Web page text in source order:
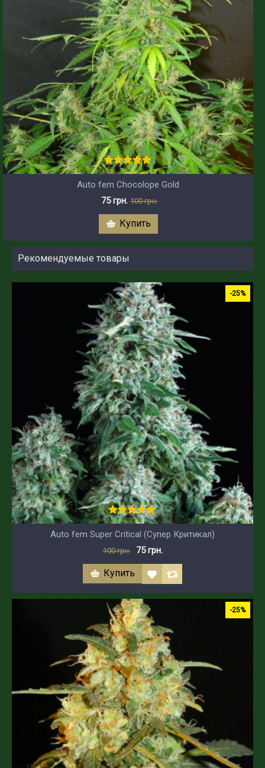
Auto fem Chocolope Gold
75 грн. 100 грн.
Купить
Рекомендуемые товары
-25%
Auto fem Super Critical (Супер Критикал)
100 грн. 75 грн.
Купить
-25%